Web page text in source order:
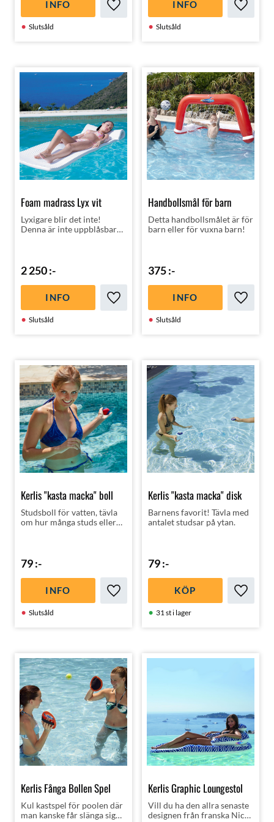
Lägg till i favoriter
Slutsåld
INFO
Lägg
Slutsåld
INFO
Foam madrass Lyx vit
Lyxigare blir det inte!
Denna är inte uppblåsbar
2 250:-
Lägg till i favoriter
Slutsåld
INFO
Handbollsmål för barn
Detta handbollsmålet är för
barn eller för vuxna barn!
375:-
Lägg
Slutsåld
INFO
Kerlis "kasta macka" boll
Studsboll för vatten, tävla
om hur många studs eller
79:-
Lägg till i favoriter
Slutsåld
INFO
Kerlis "kasta macka" disk
Barnens favorit! Tävla med
antalet studsar på ytan.
79:-
Lägg
31 st i lager
KÖP
Kerlis Fånga Bollen Spel
Kul kastspel för poolen där
man kanske får slänga sig
Kerlis Graphic Loungestol
Vill du ha den allra senaste
designen från franska Nice